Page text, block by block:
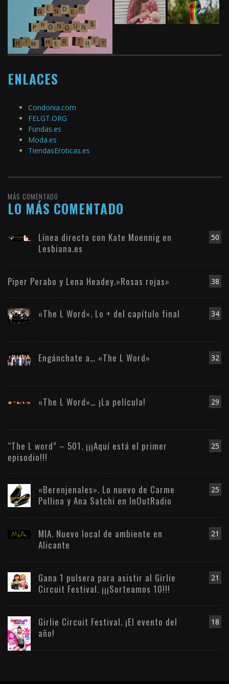
ENLACES
Condonia.com
FELGT.ORG
Fundas.es
Moda.es
TiendasEroticas.es
MÁS COMENTADO
LO MÁS COMENTADO
50
Línea directa con Kate Moennig en
Lesbiana.es
38
Piper Perabo y Lena Headey.»Rosas rojas»
34
«The L Word». Lo + del capítulo final
32
Engánchate a… «The L Word»
29
«The L Word»… ¡La película!
25
“The L word” – 501. ¡¡¡Aquí está el primer
episodio!!!
25
«Berenjenales». Lo nuevo de Carme
Pollina y Ana Satchi en InOutRadio
21
MIA. Nuevo local de ambiente en
Alicante
21
Gana 1 pulsera para asistir al Girlie
Circuit Festival. ¡¡¡Sorteamos 10!!!
18
Girlie Circuit Festival. ¡El evento del
año!